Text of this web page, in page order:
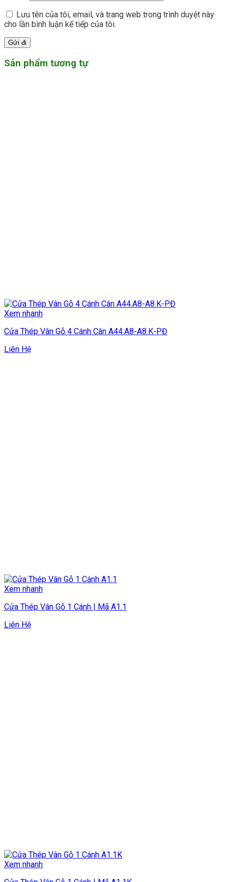
Lưu tên của tôi, email, và trang web trong trình duyệt này
cho lần bình luận kế tiếp của tôi.
Sản phẩm tương tự
Xem nhanh
Cửa Thép Vân Gỗ 4 Cánh Cân A44.A8-A8.K-PĐ
Liên Hệ
Xem nhanh
Cửa Thép Vân Gỗ 1 Cánh | Mã A1.1
Liên Hệ
Xem nhanh